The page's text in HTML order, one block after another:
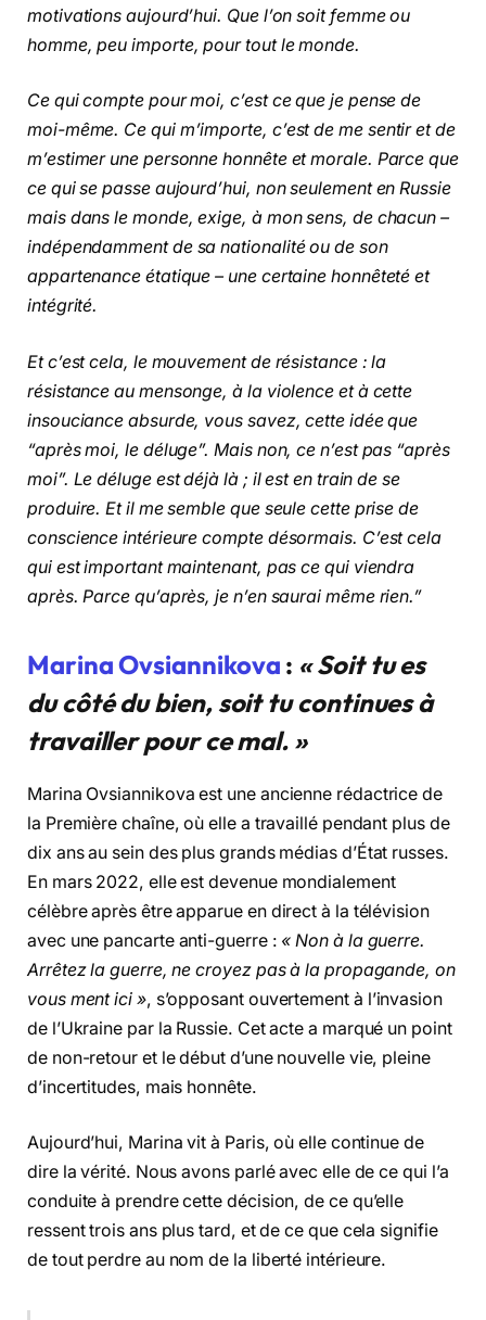
motivations aujourd’hui. Que l’on soit femme ou
homme, peu importe, pour tout le monde.
Ce qui compte pour moi, c’est ce que je pense de
moi-même. Ce qui m’importe, c’est de me sentir et de
m’estimer une personne honnête et morale. Parce que
ce qui se passe aujourd’hui, non seulement en Russie
mais dans le monde, exige, à mon sens, de chacun –
indépendamment de sa nationalité ou de son
appartenance étatique – une certaine honnêteté et
intégrité.
Et c’est cela, le mouvement de résistance : la
résistance au mensonge, à la violence et à cette
insouciance absurde, vous savez, cette idée que
“après moi, le déluge”. Mais non, ce n’est pas “après
moi”. Le déluge est déjà là ; il est en train de se
produire. Et il me semble que seule cette prise de
conscience intérieure compte désormais. C’est cela
qui est important maintenant, pas ce qui viendra
après. Parce qu’après, je n’en saurai même rien.”
Marina Ovsiannikova : « Soit tu es
du côté du bien, soit tu continues à
travailler pour ce mal. »
Marina Ovsiannikova est une ancienne rédactrice de
la Première chaîne, où elle a travaillé pendant plus de
dix ans au sein des plus grands médias d’État russes.
En mars 2022, elle est devenue mondialement
célèbre après être apparue en direct à la télévision
avec une pancarte anti-guerre : « Non à la guerre.
Arrêtez la guerre, ne croyez pas à la propagande, on
vous ment ici », s’opposant ouvertement à l’invasion
de l’Ukraine par la Russie. Cet acte a marqué un point
de non-retour et le début d’une nouvelle vie, pleine
d’incertitudes, mais honnête.
Aujourd’hui, Marina vit à Paris, où elle continue de
dire la vérité. Nous avons parlé avec elle de ce qui l’a
conduite à prendre cette décision, de ce qu’elle
ressent trois ans plus tard, et de ce que cela signifie
de tout perdre au nom de la liberté intérieure.